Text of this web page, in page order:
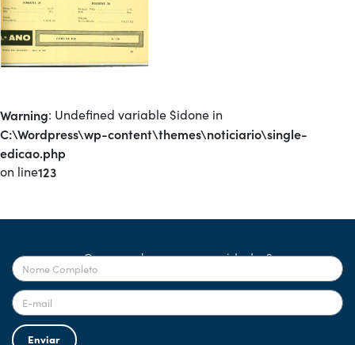
Warning: Undefined variable $idone in
C:\Wordpress\wp-content\themes\noticiario\single-
edicao.php
on line123
Quer receber nossas novidades?
Enviar